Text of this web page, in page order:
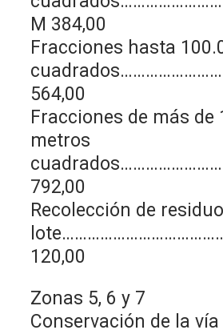
M 384,00
Fracciones hasta
564,00
Fracciones de más de
metros
792,00
Recolección de
120,00
Zonas 5, 6 y 7
Conservación de la